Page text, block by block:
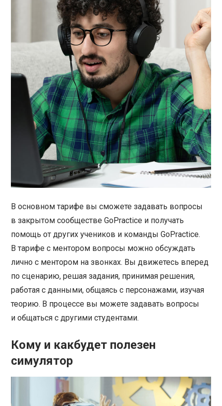
В основном тарифе вы сможете задавать вопросы
в закрытом сообществе GoPractice и получать
помощь от других учеников и команды GoPractice.
В тарифе с ментором вопросы можно обсуждать
лично с ментором на звонках. Вы движетесь вперед
по сценарию, решая задания, принимая решения,
работая с данными, общаясь с персонажами, изучая
теорию. В процессе вы можете задавать вопросы
и общаться с другими студентами.
Кому и какбудет полезен
симулятор